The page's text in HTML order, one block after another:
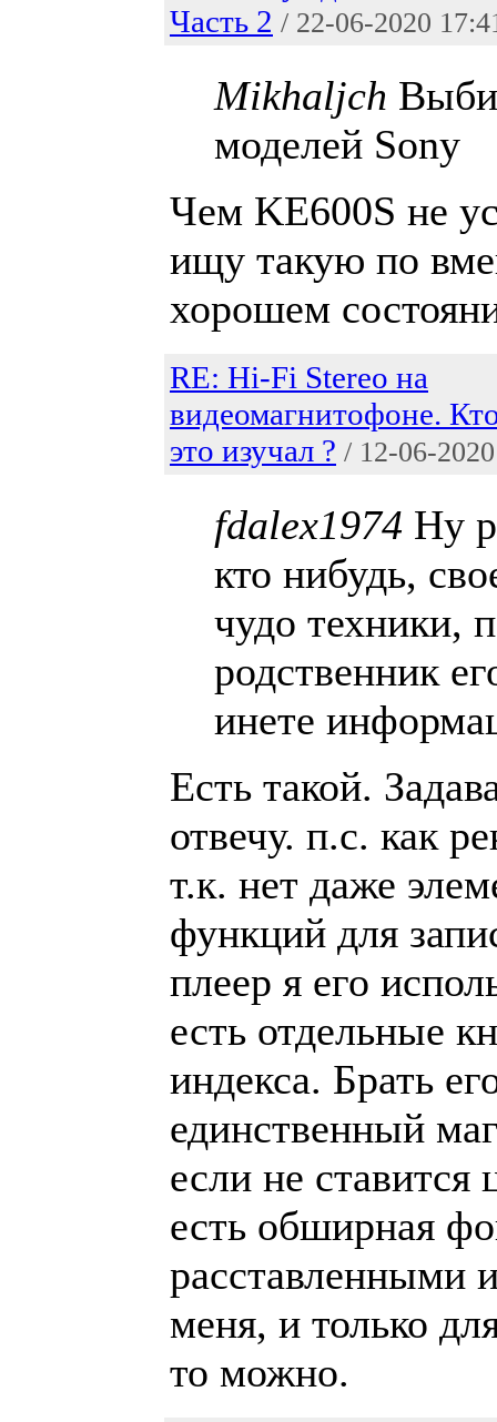
Часть 2 / 22-06-2020
Mikhaljch
моделей Sony
Чем KE600S не
ищу такую по
хорошем
RE: Hi-Fi Stereo на
видеомагнитофоне.
это изучал ? / 12-06-
fdalex1974 Ну
кто нибудь,
чудо техники,
родственник
инете
Есть такой.
отвечу. п.с. как
т.к. нет даже
функций для
плеер я его
есть отдельные
индекса. Брать
единственный
если не ставится
есть обширная
расставленными
меня, и только
то можно.